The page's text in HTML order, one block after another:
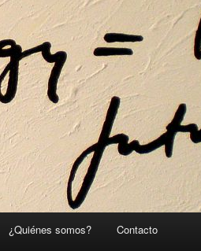
¿Quiénes somos? Contacto